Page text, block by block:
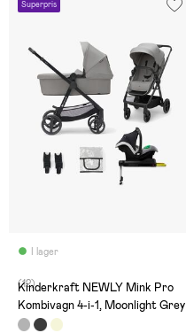
Superpris
I lager
(12)
Kinderkraft NEWLY Mink Pro
Kombivagn 4-i-1, Moonlight Grey